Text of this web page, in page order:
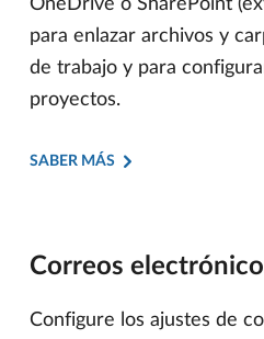
OneDrive o SharePoint
para enlazar archivos y
de trabajo y para
proyectos.
SABER MÁS
Correos
Configure los ajustes de